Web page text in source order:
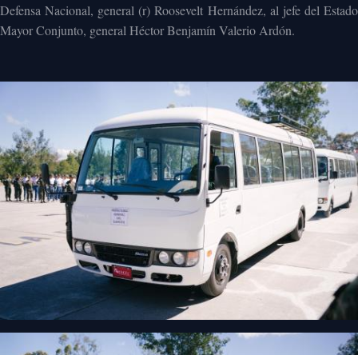
Defensa Nacional, general (r) Roosevelt Hernández, al jefe del Estado
Mayor Conjunto, general Héctor Benjamín Valerio Ardón.